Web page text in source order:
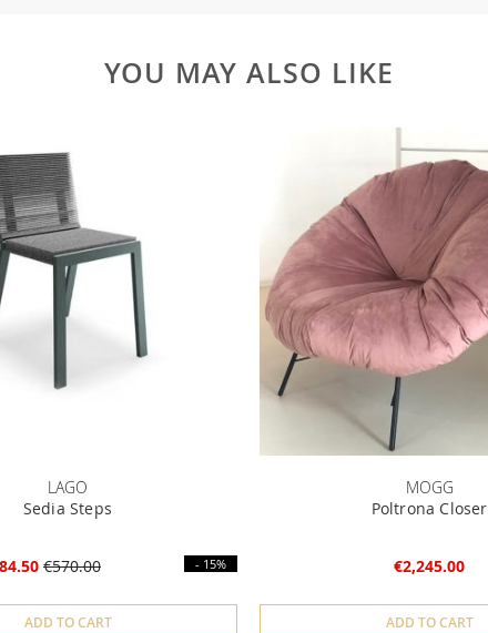
YOU MAY ALSO LIKE
LAGO
Sedia Steps
€570.00 - 15%
ADD TO CART
MOGG
Poltrona Closer
€2,245.00
ADD TO CART